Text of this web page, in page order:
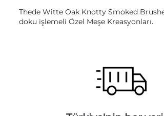
Thede Witte Oak Knotty Smoked
doku işlemeli Özel Meşe Kreasyonları.